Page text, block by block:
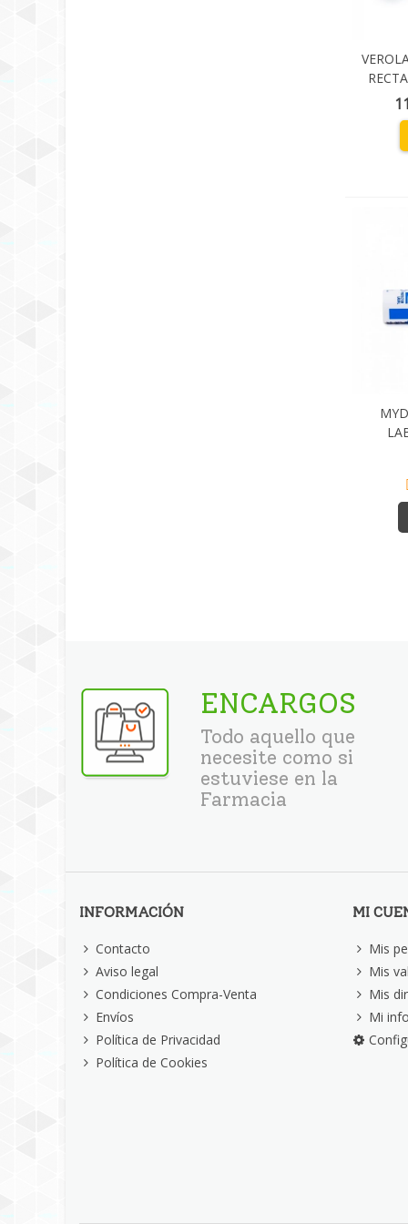
ENCARGOS
Todo aquello que
necesite como si
estuviese en la
Farmacia
INFORMACIÓN
Contacto
Aviso legal
Condiciones Compra-Venta
Envíos
Política de Privacidad
Política de Cookies
MI
Mis
Mis
Mis
Mi